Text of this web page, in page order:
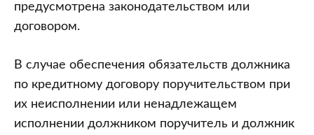
предусмотрена законодательством или
договором.
В случае обеспечения обязательств должника
по кредитному договору поручительством при
их неисполнении или ненадлежащем
исполнении должником поручитель и должник